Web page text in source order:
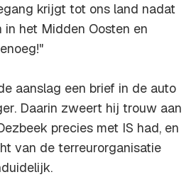
krijgt tot ons land nadat
het Midden Oosten en
aanslag een brief in de auto
Daarin zweert hij trouw aan
precies met IS had, en
van de terreurorganisatie